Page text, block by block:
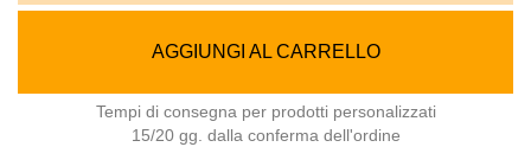
AGGIUNGI AL CARRELLO
Tempi di consegna per prodotti personalizzati
15/20 gg. dalla conferma dell'ordine